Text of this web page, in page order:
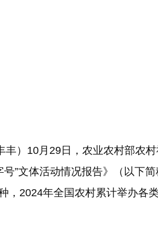
）10月29日，农业农村部农村
”文体活动情况报告》（以下简
，2024年全国农村累计举办各